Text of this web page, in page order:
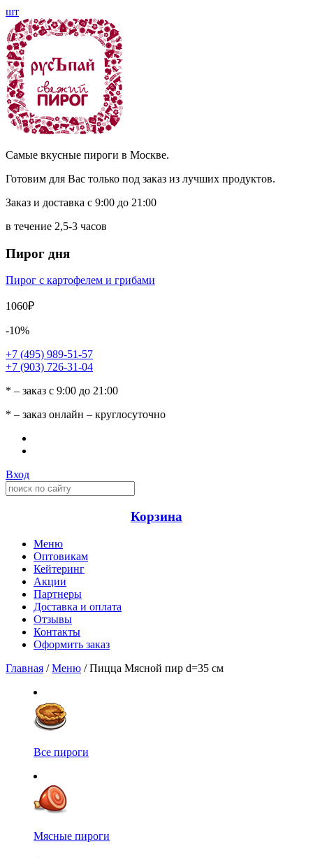
шт
Самые вкусные пироги в Москве.
Готовим для Вас только под заказ из лучших продуктов.
Заказ и доставка с 9:00 до 21:00
в течение 2,5-3 часов
Пирог дня
Пирог с картофелем и грибами
1060₽
-10%
+7 (495) 989-51-57
+7 (903) 726-31-04
* – заказ с 9:00 до 21:00
* – заказ онлайн – круглосуточно
Вход
Корзина
Меню
Оптовикам
Кейтеринг
Акции
Партнеры
Доставка и оплата
Отзывы
Контакты
Оформить заказ
Главная /Меню / Пицца Мясной пир d=35 см
Все пироги
Мясные пироги